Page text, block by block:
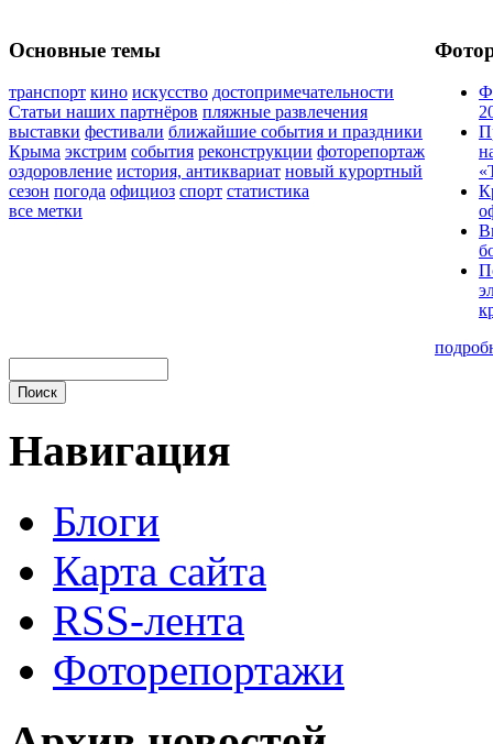
Основные темы
транспорт кино искусство достопримечательности
Статьи наших партнёров пляжные развлечения
выставки фестивали ближайшие события и праздники
Крыма экстрим события реконструкции фоторепортаж
оздоровление история, антиквариат новый курортный
сезон погода официоз спорт статистика
все метки
Навигация
Блоги
Карта сайта
RSS-лента
Фоторепортажи